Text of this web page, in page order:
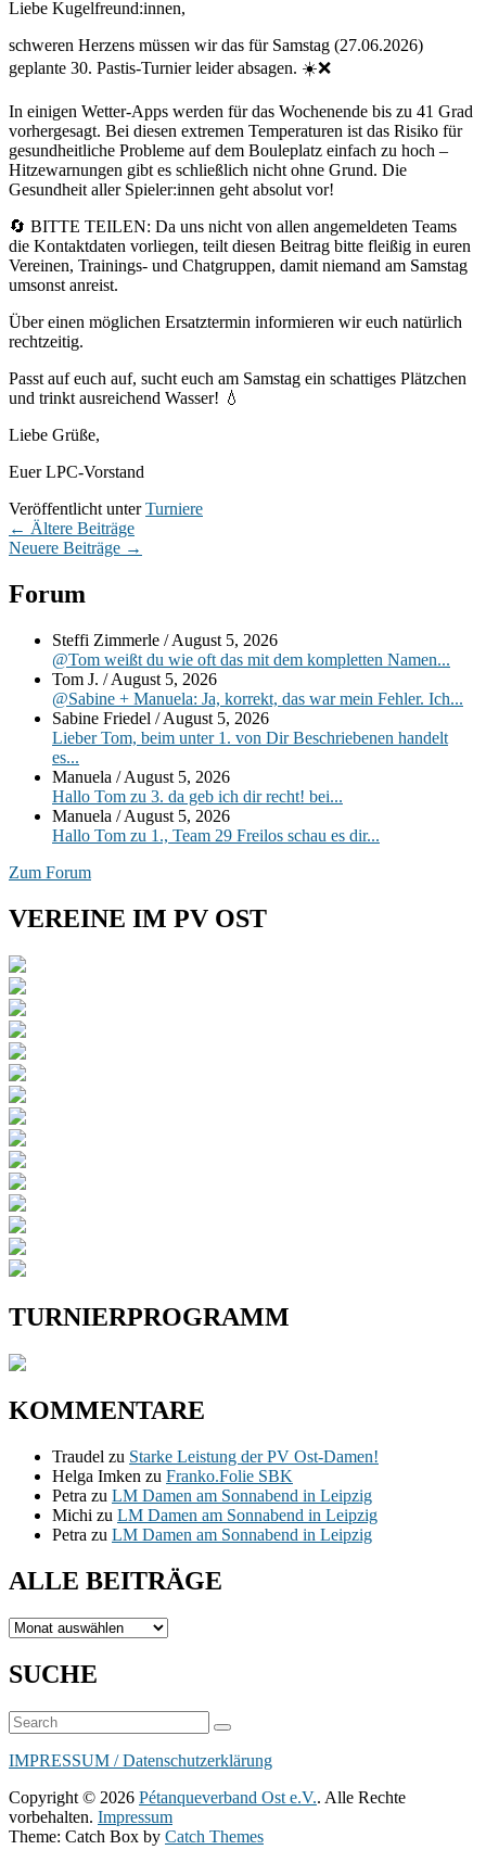
Liebe Kugelfreund:innen,
schweren Herzens müssen wir das für Samstag (27.06.2026)
geplante 30. Pastis-Turnier leider absagen. ☀️❌
In einigen Wetter-Apps werden für das Wochenende bis zu 41 Grad
vorhergesagt. Bei diesen extremen Temperaturen ist das Risiko für
gesundheitliche Probleme auf dem Bouleplatz einfach zu hoch –
Hitzewarnungen gibt es schließlich nicht ohne Grund. Die
Gesundheit aller Spieler:innen geht absolut vor!
🔄 BITTE TEILEN: Da uns nicht von allen angemeldeten Teams
die Kontaktdaten vorliegen, teilt diesen Beitrag bitte fleißig in euren
Vereinen, Trainings- und Chatgruppen, damit niemand am Samstag
umsonst anreist.
Über einen möglichen Ersatztermin informieren wir euch natürlich
rechtzeitig.
Passt auf euch auf, sucht euch am Samstag ein schattiges Plätzchen
und trinkt ausreichend Wasser! 💧
Liebe Grüße,
Euer LPC-Vorstand
Veröffentlicht unter Turniere
Beitragsnavigation
← Ältere Beiträge
Neuere Beiträge →
Primärer
Widgetbereich
Forum
Steffi Zimmerle /August 5, 2026
@Tom weißt du wie oft das mit dem kompletten Namen...
Tom J. /August 5, 2026
@Sabine + Manuela: Ja, korrekt, das war mein Fehler. Ich...
Sabine Friedel /August 5, 2026
Lieber Tom, beim unter 1. von Dir Beschriebenen handelt
es...
Manuela /August 5, 2026
Hallo Tom zu 3. da geb ich dir recht! bei...
Manuela /August 5, 2026
Hallo Tom zu 1., Team 29 Freilos schau es dir...
Zum Forum
VEREINE IM PV OST
TURNIERPROGRAMM
KOMMENTARE
Traudel zu Starke Leistung der PV Ost-Damen!
Helga Imken zu Franko.Folie SBK
Petra zu LM Damen am Sonnabend in Leipzig
Michi zu LM Damen am Sonnabend in Leipzig
Petra zu LM Damen am Sonnabend in Leipzig
ALLE BEITRÄGE
ALLE
SUCHE
Suchen
nach:
Suchen
IMPRESSUM / Datenschutzerklärung
Copyright © 2026 Pétanqueverband Ost e.V.. Alle Rechte
vorbehalten. Impressum
Theme: Catch Box by Catch Themes